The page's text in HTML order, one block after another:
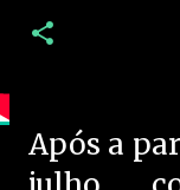
Após a